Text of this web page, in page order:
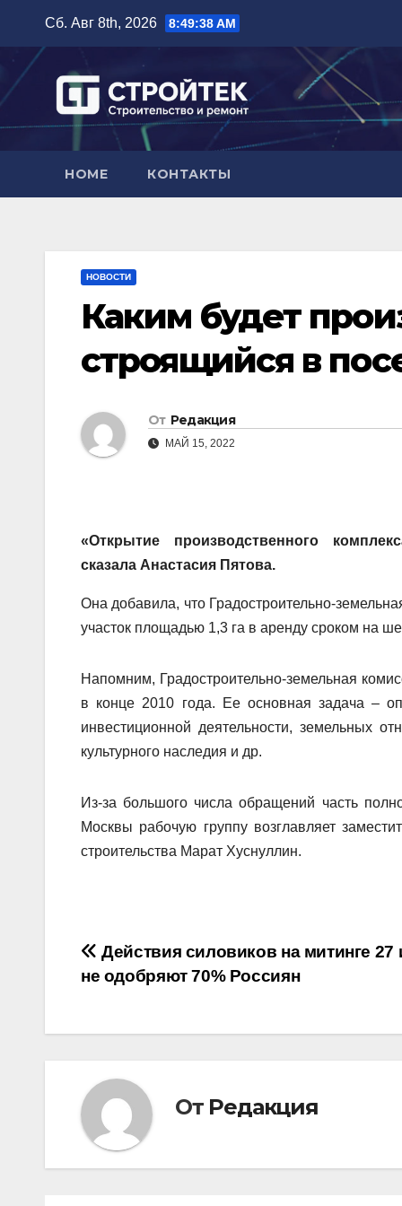
содержимому
Сб. Авг 8th, 2026 8:49:39 AM
HOME КОНТАКТЫ
НОВОСТИ
Каким будет
строящийся в
От Редакция
МАЙ 15, 2022
«Открытие производственного
сказала Анастасия Пятова.
Она добавила, что Градостроительно-
участок площадью 1,3 га в аренду сроком на
Напомним, Градостроительно-земельная
в конце 2010 года. Ее основная задача –
инвестиционной деятельности, земельных
культурного наследия и др.
Из-за большого числа обращений часть
Москвы рабочую группу возглавляет
строительства Марат Хуснуллин.
Навигация
по
записям
Действия силовиков на митинге 27
не одобряют 70% Россиян
От Редакция